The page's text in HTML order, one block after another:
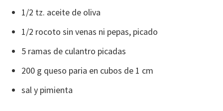
1/2 tz. aceite de oliva
1/2 rocoto sin venas ni pepas, picado
5 ramas de culantro picadas
200 g queso paria en cubos de 1 cm
sal y pimienta